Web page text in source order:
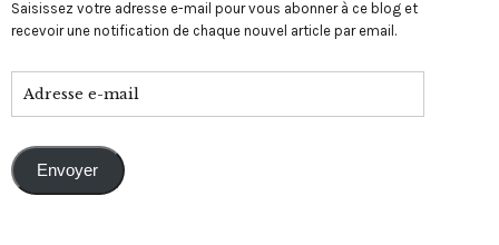
Saisissez votre adresse e-mail pour vous abonner à ce blog et
recevoir une notification de chaque nouvel article par email.
Envoyer